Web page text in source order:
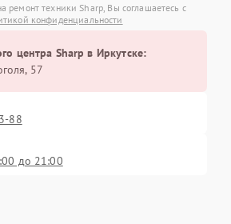
ремонт техники Sharp, Вы соглашаетесь с
конфиденциальности
центра Sharp в Иркутске:
57
88
до 21:00